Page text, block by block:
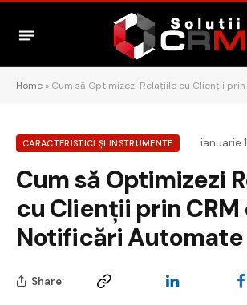
Home » Cum să Optimizezi Relațiile cu Clienții prin
CARACTERISTICI ȘI INSTRUMENTE ianuarie
Cum să Optimizezi
cu Clienții prin CRM
Notificări Automate
Share